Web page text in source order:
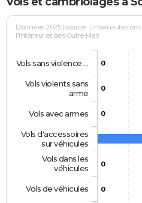
Données 2025 (source :
l'Intérieur et des Outre-Mer)
0
0
0
0
0
Vols sans violence …
Vols violents sans
arme
Vols avec armes
Vols d'accessoires
sur véhicules
Vols dans les
véhicules
Vols de véhicules